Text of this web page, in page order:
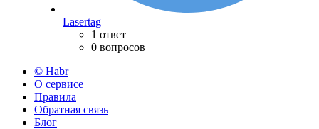
Lasertag
1 ответ
0 вопросов
© Habr
О сервисе
Правила
Обратная связь
Блог